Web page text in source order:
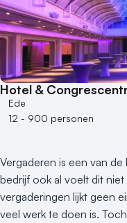
10 of meer zalen
Aantal personen
1 - 50 personen
50 - 100 personen
100 - 250 personen
250 - 500 personen
Buitenlocatie
Duurzame locatie
Groene locatie
Hotel &
Ede
12 - 900 personen
Vergaderen is een van
bedrijf ook al voelt dit
vergaderingen lijkt geen
veel werk te doen is.